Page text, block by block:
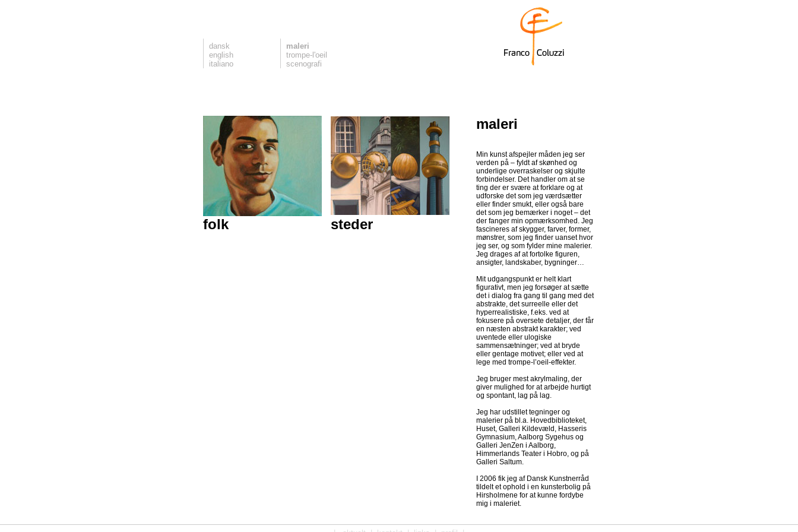
dansk
english
italiano
maleri
trompe-l'oeil
scenografi
folk steder
maleri
Min kunst afspejler måden jeg ser
verden på – fyldt af skønhed og
underlige overraskelser og skjulte
forbindelser. Det handler om at se
ting der er svære at forklare og at
udforske det som jeg værdsætter
eller finder smukt, eller også bare
det som jeg bemærker i noget – det
der fanger min opmærksomhed. Jeg
fascineres af skygger, farver, former,
mønstrer, som jeg finder uanset hvor
jeg ser, og som fylder mine malerier.
Jeg drages af at fortolke figuren,
ansigter, landskaber, bygninger…
Mit udgangspunkt er helt klart
figurativt, men jeg forsøger at sætte
det i dialog fra gang til gang med det
abstrakte, det surreelle eller det
hyperrealistiske, f.eks. ved at
fokusere på oversete detaljer, der får
en næsten abstrakt karakter; ved
uventede eller ulogiske
sammensætninger; ved at bryde
eller gentage motivet; eller ved at
lege med trompe-l’oeil-effekter.
Jeg bruger mest akrylmaling, der
giver mulighed for at arbejde hurtigt
og spontant, lag på lag.
Jeg har udstillet tegninger og
malerier på bl.a. Hovedbiblioteket,
Huset, Galleri Kildevæld, Hasseris
Gymnasium, Aalborg Sygehus og
Galleri JenZen i Aalborg,
Himmerlands Teater i Hobro, og på
Galleri Saltum.
I 2006 fik jeg af Dansk Kunstnerråd
tildelt et ophold i en kunsterbolig på
Hirsholmene for at kunne fordybe
mig i maleriet.